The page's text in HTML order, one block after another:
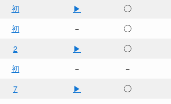
初 ▶ ◯
初 － ◯
2 ▶ ◯
初 － －
7 ▶ ◯